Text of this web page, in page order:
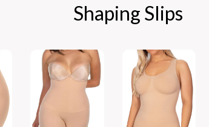
Shaping Slips